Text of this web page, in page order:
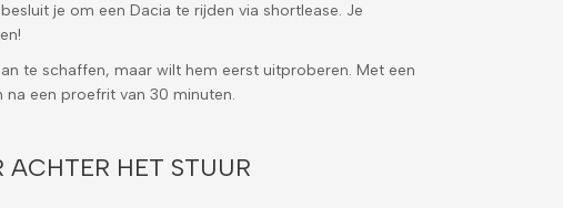
je om een Dacia te rijden via shortlease. Je
te schaffen, maar wilt hem eerst uitproberen. Met een
een proefrit van 30 minuten.
HET STUUR